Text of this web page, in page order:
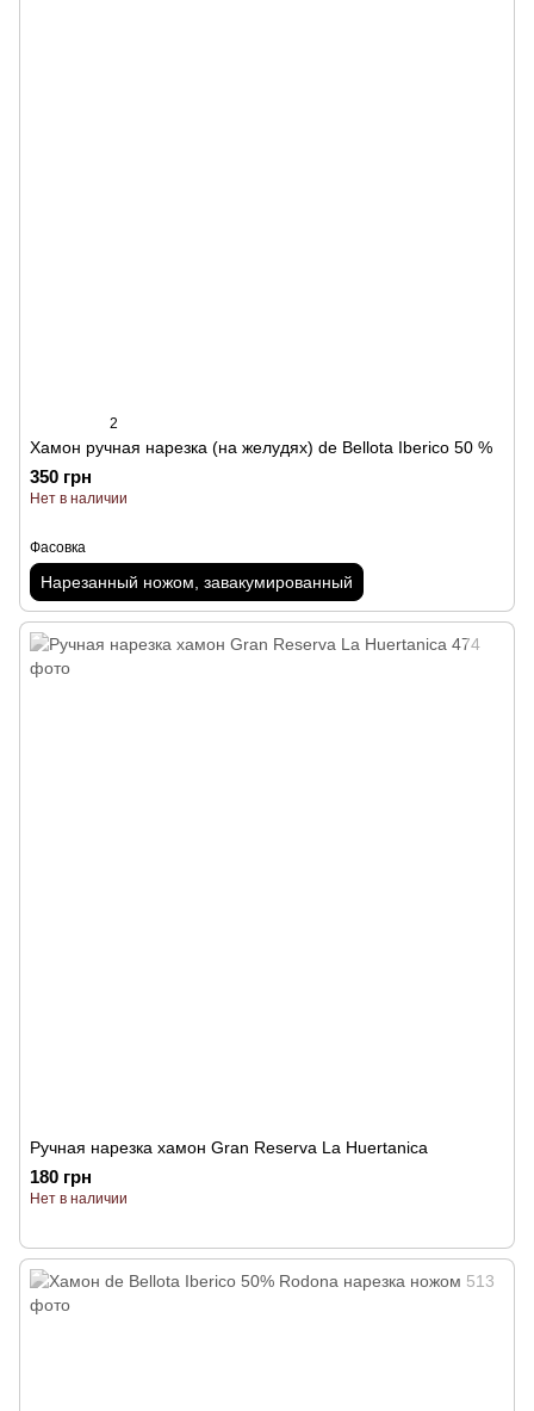
2
Хамон ручная нарезка (на желудях) de Bellota Iberico 50 %
350 грн
Нет в наличии
Фасовка
Нарезанный ножом, завакумированный
Ручная нарезка хамон Gran Reserva La Huertanica
180 грн
Нет в наличии